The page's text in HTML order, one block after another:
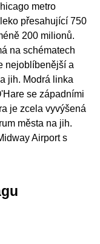
metro
přesahující 750
200 milionů.
na schématech
nejoblíbenější a
jih. Modrá linka
se západními
je zcela vyvýšená
města na jih.
Airport s